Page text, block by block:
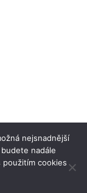
nejsnadnější
nadále
cookies